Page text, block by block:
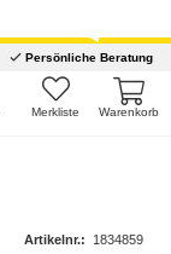
Persönliche Beratung
Warenkorb
Merkliste
Artikelnr.: 1834859